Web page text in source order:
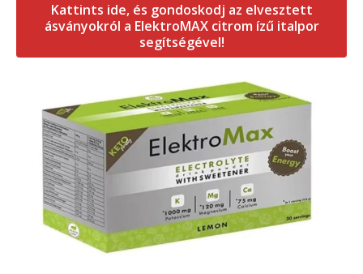
Kattints ide, és gondoskodj az elvesztett
ásványokról a ElektroMAX citrom ízű italpor
segítségével!